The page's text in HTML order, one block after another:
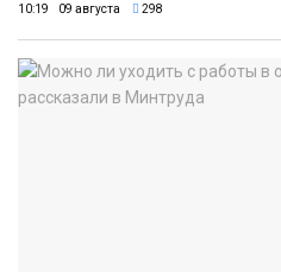
10:19 09 августа 298